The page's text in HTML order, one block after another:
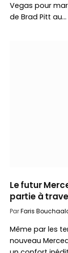
Vegas pour
de Brad Pitt au…
Le futur
partie à
ParFaris
Même par les
nouveau